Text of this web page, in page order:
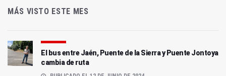
MÁS VISTO ESTE MES
El bus entre Jaén, Puente de la Sierra y Puente Jontoya
cambia de ruta